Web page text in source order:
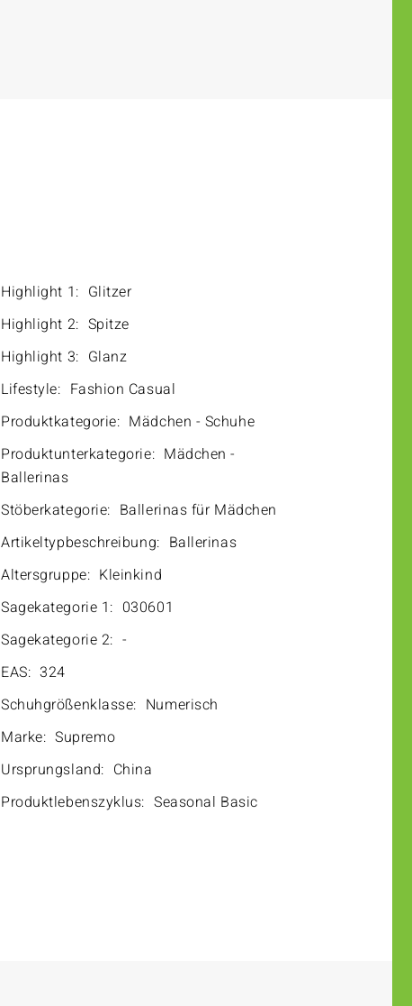
Highlight 1: Glitzer
Highlight 2: Spitze
Highlight 3: Glanz
Lifestyle: Fashion Casual
Produktkategorie: Mädchen - Schuhe
Produktunterkategorie: Mädchen -
Ballerinas
Stöberkategorie: Ballerinas für Mädchen
Artikeltypbeschreibung: Ballerinas
Altersgruppe: Kleinkind
Sagekategorie 1: 030601
Sagekategorie 2: -
EAS: 324
Schuhgrößenklasse: Numerisch
Marke: Supremo
Ursprungsland: China
Produktlebenszyklus: Seasonal Basic